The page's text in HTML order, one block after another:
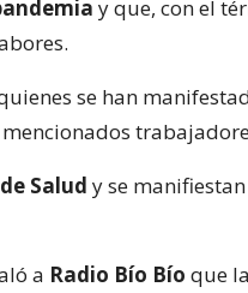
y que, con el
se han
Salud y se
a Radio Bío Bío que la